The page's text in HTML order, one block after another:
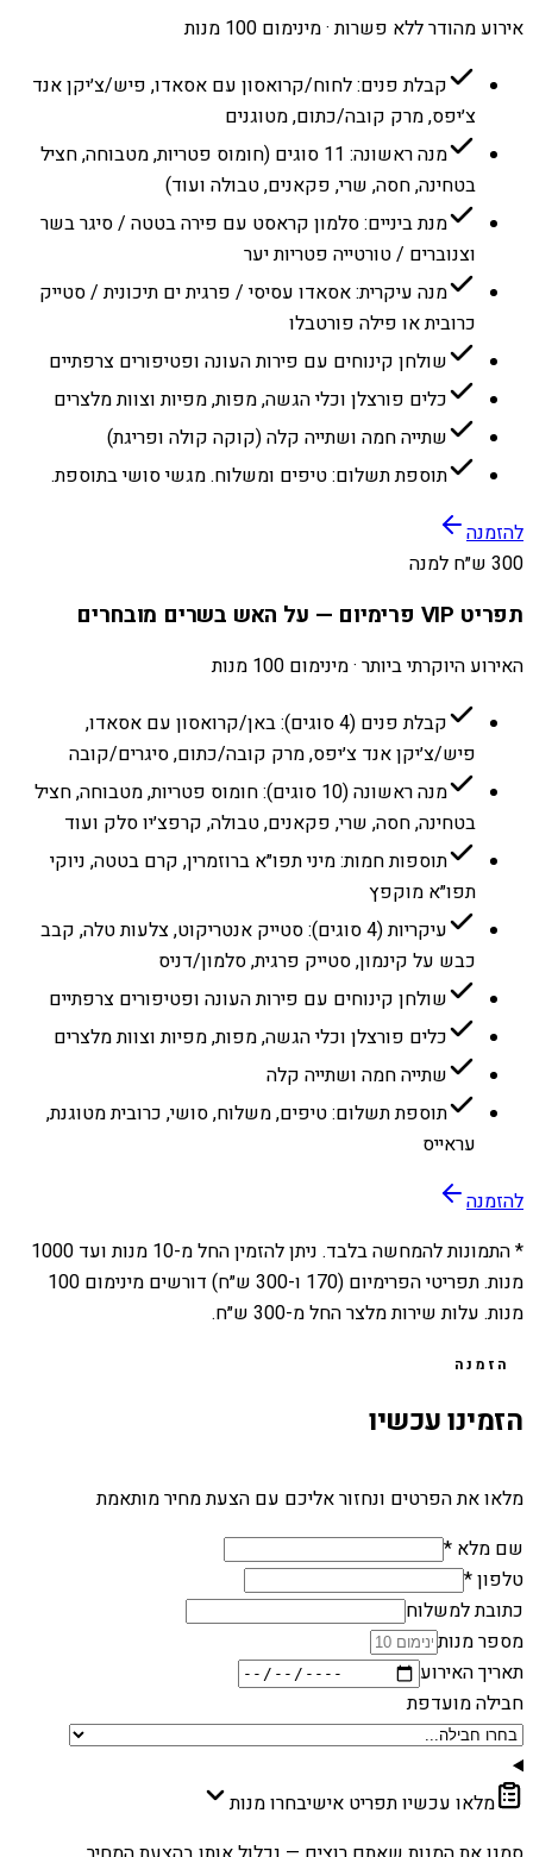
אירוע מהודר ללא פשרות · מינימום 100 מנות
קבלת פנים: לחוח/קרואסון עם אסאדו, פיש/צ׳יקן אנד
צ׳יפס, מרק קובה/כתום, מטוגנים
מנה ראשונה: 11 סוגים (חומוס פטריות, מטבוחה, חציל
בטחינה, חסה, שרי, פקאנים, טבולה ועוד)
מנת ביניים: סלמון קראסט עם פירה בטטה / סיגר בשר
וצנוברים / טורטייה פטריות יער
מנה עיקרית: אסאדו עסיסי / פרגית ים תיכונית / סטייק
כרובית או פילה פורטבלו
שולחן קינוחים עם פירות העונה ופטיפורים צרפתיים
כלים פורצלן וכלי הגשה, מפות, מפיות וצוות מלצרים
שתייה חמה ושתייה קלה (קוקה קולה ופריגת)
תוספת תשלום: טיפים ומשלוח. מגשי סושי בתוספת.
להזמנה
300 ש״ח למנה
תפריט VIP פרימיום — על האש בשרים מובחרים
האירוע היוקרתי ביותר · מינימום 100 מנות
קבלת פנים (4 סוגים): באן/קרואסון עם אסאדו,
פיש/צ׳יקן אנד צ׳יפס, מרק קובה/כתום, סיגרים/קובה
מנה ראשונה (10 סוגים): חומוס פטריות, מטבוחה, חציל
בטחינה, חסה, שרי, פקאנים, טבולה, קרפצ׳יו סלק ועוד
תוספות חמות: מיני תפו״א ברוזמרין, קרם בטטה, ניוקי
תפו״א מוקפץ
עיקריות (4 סוגים): סטייק אנטריקוט, צלעות טלה, קבב
כבש על קינמון, סטייק פרגית, סלמון/דניס
שולחן קינוחים עם פירות העונה ופטיפורים צרפתיים
כלים פורצלן וכלי הגשה, מפות, מפיות וצוות מלצרים
שתייה חמה ושתייה קלה
תוספת תשלום: טיפים, משלוח, סושי, כרובית מטוגנת,
עראייס
להזמנה
* התמונות להמחשה בלבד. ניתן להזמין החל מ-10 מנות ועד 1000
מנות. תפריטי הפרימיום (170 ו-300 ש״ח) דורשים מינימום 100
מנות. עלות שירות מלצר החל מ-300 ש״ח.
הזמנה
הזמינו עכשיו
מלאו את הפרטים ונחזור אליכם עם הצעת מחיר מותאמת
שם מלא *
טלפון *
כתובת למשלוח
מספר מנות
תאריך האירוע
חבילה מועדפת
מלאו עכשיו תפריט אישיבחרו מנות